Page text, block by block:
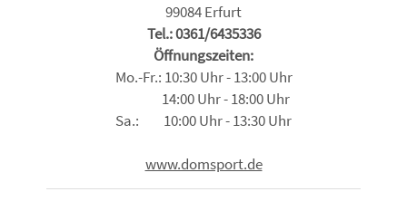
99084 Erfurt
Tel.: 0361/6435336
Öffnungszeiten:
Mo.-Fr.: 10:30 Uhr - 13:00 Uhr
14:00 Uhr - 18:00 Uhr
Sa.: 10:00 Uhr - 13:30 Uhr
www.domsport.de